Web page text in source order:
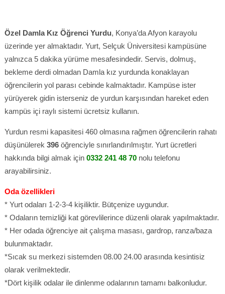
Özel Damla Kız Öğrenci Yurdu, Konya’da Afyon karayolu
üzerinde yer almaktadır. Yurt, Selçuk Üniversitesi kampüsüne
yalnızca 5 dakika yürüme mesafesindedir. Servis, dolmuş,
bekleme derdi olmadan Damla kız yurdunda konaklayan
öğrencilerin yol parası cebinde kalmaktadır. Kampüse ister
yürüyerek gidin isterseniz de yurdun karşısından hareket eden
kampüs içi raylı sistemi ücretsiz kullanın.
Yurdun resmi kapasitesi 460 olmasına rağmen öğrencilerin rahatı
düşünülerek 396öğrenciyle sınırlandırılmıştır. Yurt ücretleri
hakkında bilgi almak için 0332 241 48 70nolu telefonu
arayabilirsiniz.
Oda özellikleri
* Yurt odaları 1-2-3-4 kişiliktir. Bütçenize uygundur.
* Odaların temizliği kat görevlilerince düzenli olarak yapılmaktadır.
* Her odada öğrenciye ait çalışma masası, gardrop, ranza/baza
bulunmaktadır.
*Sıcak su merkezi sistemden 08.00 24.00 arasında kesintisiz
olarak verilmektedir.
*Dört kişilik odalar ile dinlenme odalarının tamamı balkonludur.